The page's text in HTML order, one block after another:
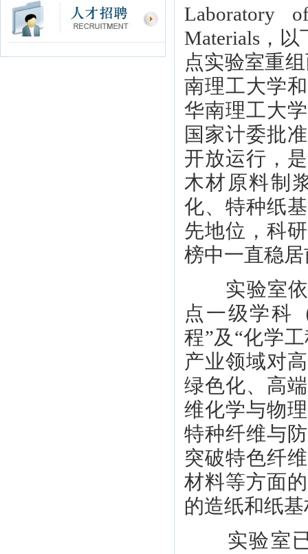
Laboratory
Materials，
点实验室重
南理工大学
华南理工大
国家计委批
开放运行，
木材原料制
化、特种纸
先地位，科
榜中一直稳
实验室依
点一级学科
程”及“化学
产业领域对
绿色化、高
维化学与物
特种纤维与
突破特色纤
材料等方面
的造纸和纸
实验室已